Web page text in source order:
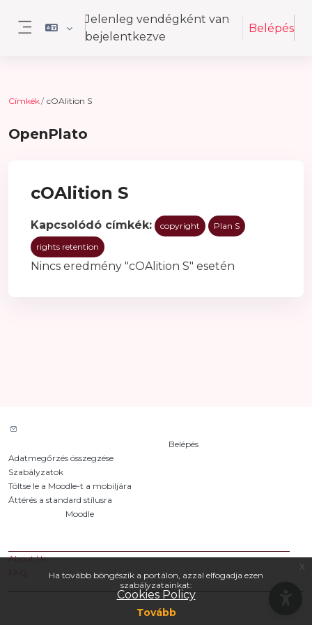
Ha tovább böngészik a portálon, azzal elfogadja ezen
szabályzatainkat:
Cookies Policy
Tovább
Oldalpanel
Jelenleg vendégként van
bejelentkezve
Belépés
Címkék cOAlition S
OpenPlato
cOAlition S
Kapcsolódó címkék: copyright
Plan S
rights retention
Nincs eredmény "cOAlition S" esetén
Belépés
Adatmegőrzés összegzése
Szabályzatok
Töltse le a Moodle-t a mobiljára
Áttérés a standard stílusra
Moodle
About Us